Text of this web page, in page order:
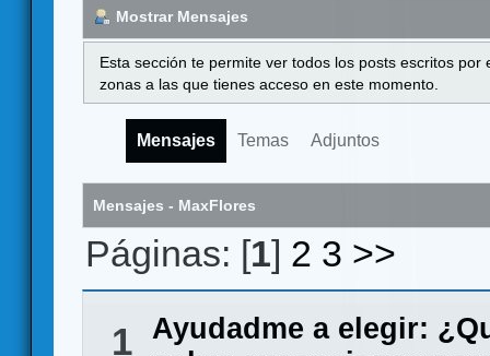
Mostrar Mensajes
Esta sección te permite ver todos los posts escritos
zonas a las que tienes acceso en este momento.
Mensajes Temas Adjuntos
Mensajes - MaxFlores
Páginas: [1] 2 3 >>
1 Ayudadme a elegir: